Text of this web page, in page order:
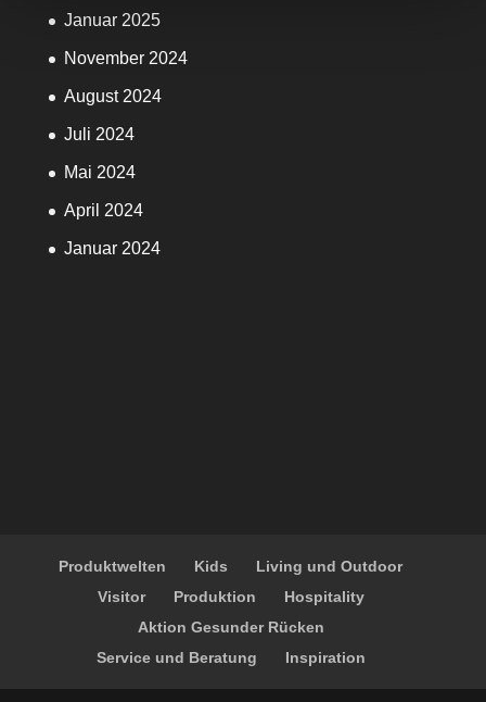
Januar 2025
November 2024
August 2024
Juli 2024
Mai 2024
April 2024
Januar 2024
Produktwelten Kids
Living und Outdoor
Visitor
Produktion
Hospitality
Aktion Gesunder Rücken
Service und Beratung
Inspiration